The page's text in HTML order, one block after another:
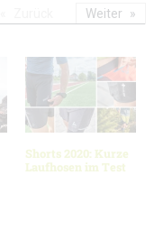
Shorts 2020: Kurze
Laufhosen im Test
Weiter